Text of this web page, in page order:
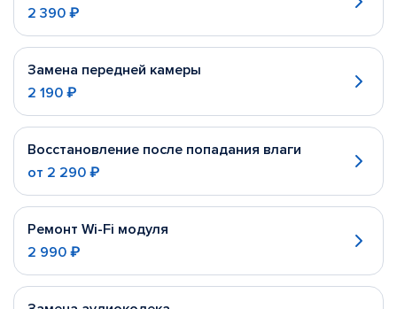
2 390 ₽
Замена передней камеры
2 190 ₽
Восстановление после попадания влаги
от 2 290 ₽
Ремонт Wi-Fi модуля
2 990 ₽